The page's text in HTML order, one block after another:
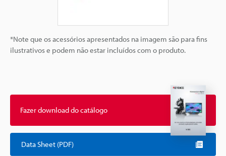
*Note que os acessórios apresentados na imagem são para fins
ilustrativos e podem não estar incluídos com o produto.
Fazer download do catálogo
Data Sheet (PDF)